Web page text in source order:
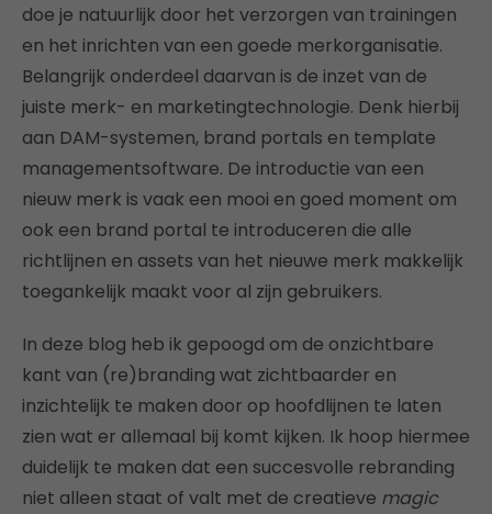
doe je natuurlijk door het verzorgen van trainingen
en het inrichten van een goede merkorganisatie.
Belangrijk onderdeel daarvan is de inzet van de
juiste merk- en marketingtechnologie. Denk hierbij
aan DAM-systemen, brand portals en template
managementsoftware. De introductie van een
nieuw merk is vaak een mooi en goed moment om
ook een brand portal te introduceren die alle
richtlijnen en assets van het nieuwe merk makkelijk
toegankelijk maakt voor al zijn gebruikers.
In deze blog heb ik gepoogd om de onzichtbare
kant van (re)branding wat zichtbaarder en
inzichtelijk te maken door op hoofdlijnen te laten
zien wat er allemaal bij komt kijken. Ik hoop hiermee
duidelijk te maken dat een succesvolle rebranding
niet alleen staat of valt met de creatieve magic